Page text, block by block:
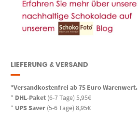
LIEFERUNG & VERSAND
*Versandkostenfrei ab 75 Euro Warenwert.
* DHL-Paket (6-7 Tage) 5,95€
* UPS Saver (5-6 Tage) 8,95€